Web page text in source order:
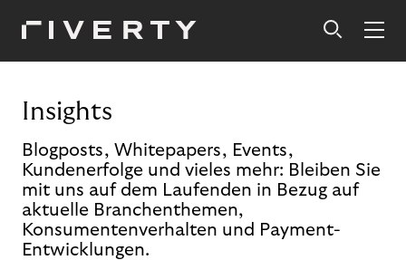
Insights
Blogposts, Whitepapers, Events,
Kundenerfolge und vieles mehr: Bleiben Sie
mit uns auf dem Laufenden in Bezug auf
aktuelle Branchenthemen,
Konsumentenverhalten und Payment-
Entwicklungen.